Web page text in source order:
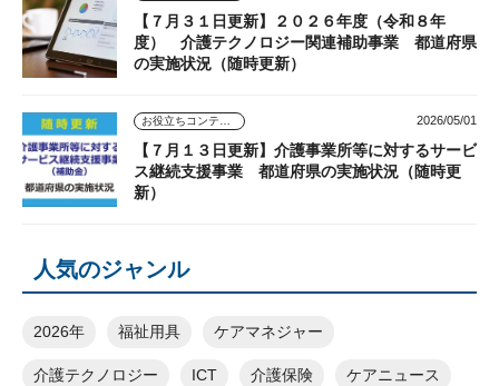
【７月３１日更新】２０２６年度（令和８年
度） 介護テクノロジー関連補助事業 都道府県
の実施状況（随時更新）
2026/05/01
【７月１３日更新】介護事業所等に対するサービ
ス継続支援事業 都道府県の実施状況（随時更
新）
人気のジャンル
2026年 福祉用具 ケアマネジャー
介護テクノロジー ICT 介護保険 ケアニュース